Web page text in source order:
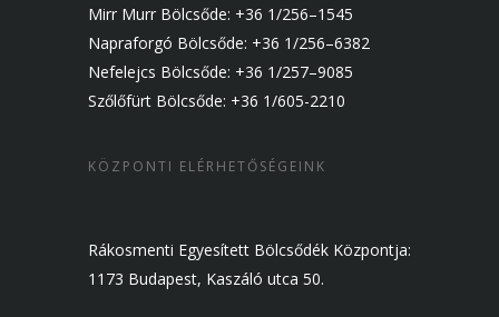
Mirr Murr Bölcsőde: +36 1/256–1545
Napraforgó Bölcsőde: +36 1/256–6382
Nefelejcs Bölcsőde: +36 1/257–9085
Szőlőfürt Bölcsőde: +36 1/605-2210
KÖZPONTI ELÉRHETŐSÉGEINK
Rákosmenti Egyesített Bölcsődék Központja:
1173 Budapest, Kaszáló utca 50.